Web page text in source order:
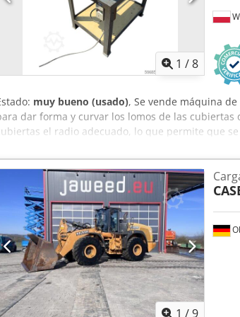
1 /8
muy bueno (usado), Se vende máquina
dar forma y curvar los lomos de las
el radio adecuado, lo que permite que
Cjdpsziwnbofx Ab Rorf La máquina está
grosores de cubiertas. Su robusta
una larga vida útil. Datos técnicos: Fabricante:
a lomos Ancho de trabajo: aprox. 600 mm Ajuste
fundido Accionamiento eléctrico Mesa de trabajo
tapa dura, encuadernaciones, imprentas,
1 /9